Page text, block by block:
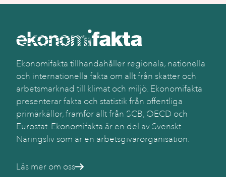
Ekonomifakta tillhandahåller regionala, nationella
och internationella fakta om allt från skatter och
arbetsmarknad till klimat och miljö. Ekonomifakta
presenterar fakta och statistik från offentliga
primärkällor, framför allt från SCB, OECD och
Eurostat. Ekonomifakta är en del av Svenskt
Näringsliv som är en arbetsgivarorganisation.
Läs mer om oss